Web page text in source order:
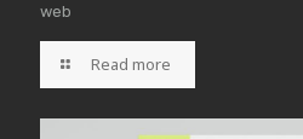
web
Read more